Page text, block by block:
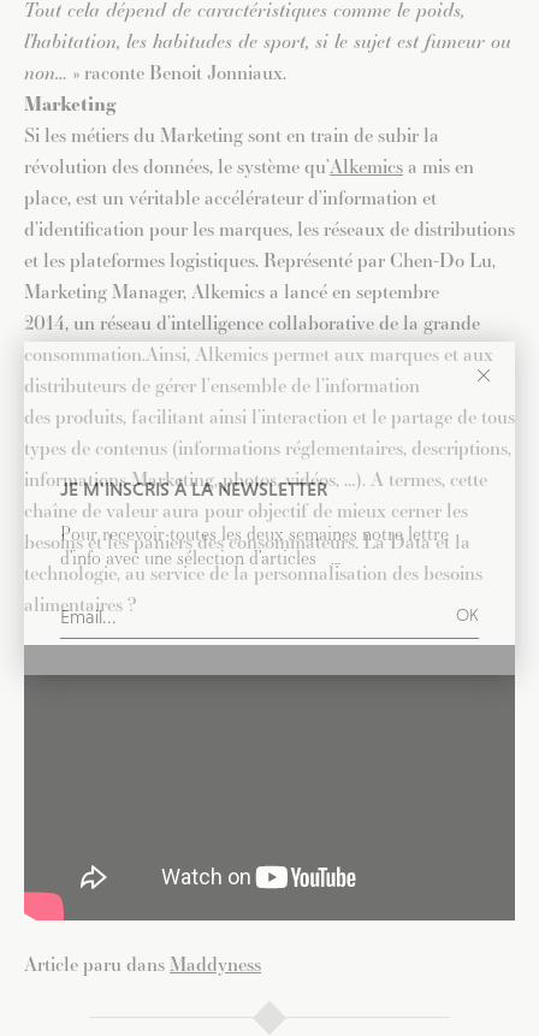
Tout cela dépend de caractéristiques comme le poids,
l’habitation, les habitudes de sport, si le sujet est fumeur ou
non… » raconte Benoit Jonniaux.
Marketing
Si les métiers du Marketing sont en train de subir la
révolution des données, le système qu’Alkemicsa mis en
place, est un véritable accélérateur d’information et
d’identification pour les marques, les réseaux de distributions
et les plateformes logistiques. Représenté par Chen-Do Lu,
Marketing Manager, Alkemics a lancé en septembre
2014, un réseau d’intelligence collaborative de la grande
consommation.Ainsi, Alkemics permet aux marques et aux
distributeurs de gérer l’ensemble de l’information
des produits, facilitant ainsi l’interaction et le partage de tous
types de contenus (informations réglementaires, descriptions,
informations Marketing, photos, vidéos, …). A termes, cette
chaîne de valeur aura pour objectif de mieux cerner les
besoins et les paniers des consommateurs. La Data et la
technologie, au service de la personnalisation des besoins
alimentaires ?
Article paru dansMaddyness
JE M'INSCRIS À LA NEWSLETTER
Pour recevoir toutes les deux semaines notre lettre
d’info avec une sélection d’articles …